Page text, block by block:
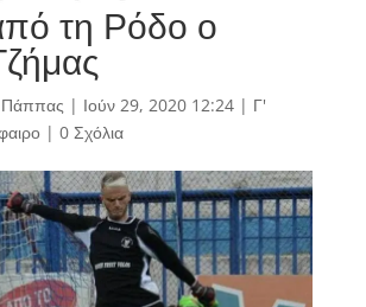
τη Ρόδο ο
Πάππας | Ιούν 29, 2020 12:24| Γ'
| 0 Σχόλια